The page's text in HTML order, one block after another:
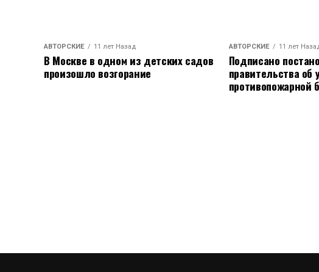
АВТОРСКИЕ 11 лет Назад
В Москве в одном из детских садов
произошло возгорание
АВТОРСКИЕ 11 лет
Подписано
правительства об
противопожарной